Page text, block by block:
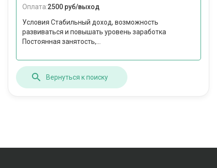
Оплата:2500 руб/выход
Условия Стабильный доход, возможность
развиваться и повышать уровень заработка
Постоянная занятость,...
Вернуться к поиску